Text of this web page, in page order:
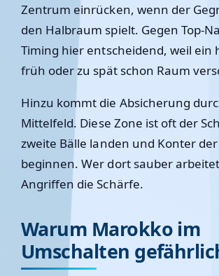
Zentrum einrücken, wenn der
den Halbraum spielt. Gegen Top-
Timing hier entscheidend, weil ein
früh oder zu spät schon Raum
Hinzu kommt die Absicherung
Mittelfeld. Diese Zone ist oft der
zweite Bälle landen und Konter
beginnen. Wer dort sauber
Angriffen die Schärfe.
Warum Marokko im
Umschalten